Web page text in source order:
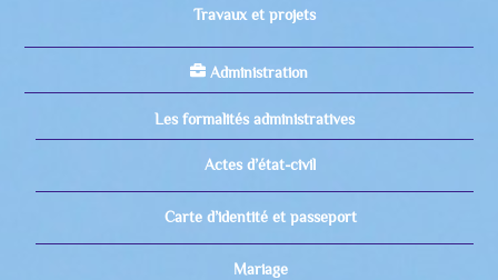
Travaux et projets
Administration
Les formalités administratives
Actes d’état-civil
Carte d’identité et passeport
Mariage